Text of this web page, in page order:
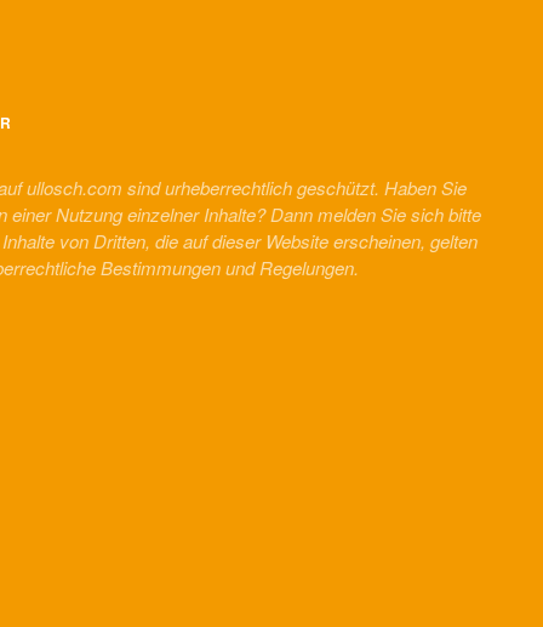
ullosch.com sind urheberrechtlich geschützt. Haben Sie
einer Nutzung einzelner Inhalte? Dann melden Sie sich bitte
von Dritten, die auf dieser Website erscheinen, gelten
Bestimmungen und Regelungen.